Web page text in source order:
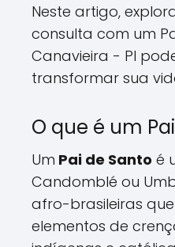
Neste artigo,
consulta com um
Canavieira - PI
transformar sua
O que é um
Um Pai de Santo é
Candomblé ou
afro-brasileiras
elementos de